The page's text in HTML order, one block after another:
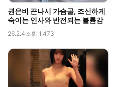
권은비 끈나시 가슴골, 조신하게
숙이는 인사와 반전되는 볼륨감
26.2.4조회 1,473